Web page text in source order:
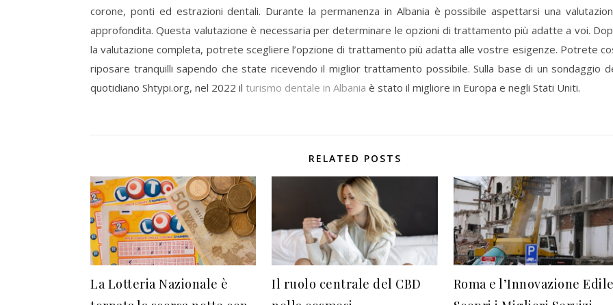
corone, ponti ed estrazioni dentali. Durante la permanenza in Albania è possibile aspettarsi una
approfondita. Questa valutazione è necessaria per determinare le opzioni di trattamento più adatte a voi.
la valutazione completa, potrete scegliere l’opzione di trattamento più adatta alle vostre esigenze. Potrete
riposare tranquilli sapendo che state ricevendo il miglior trattamento possibile. Sulla base di un sondaggio
quotidiano Shtypi.org, nel 2022 il turismo dentale in Albania è stato il migliore in Europa e negli Stati Uniti.
RELATED POSTS
La Lotteria Nazionale è
Il ruolo centrale del CBD
Roma e l’Innovazione